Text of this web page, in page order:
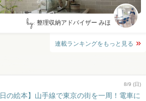
by: 整理収納アドバイザー みほ
連載ランキングをもっと見る
8/9 (日)
日の絵本】山手線で東京の街を一周！電車に